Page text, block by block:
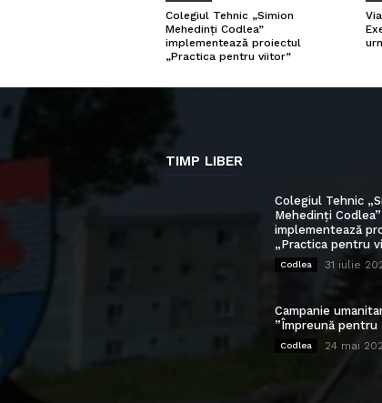
Colegiul Tehnic „Simion
Mehedinți Codlea”
implementează proiectul
„Practica pentru viitor”
TIMP LIBER
Colegiul Tehnic
Mehedinți Codlea”
implementează
„Practica pentru
Codlea 31 iulie
Campanie
”Împreună pentru
Codlea 24 mai